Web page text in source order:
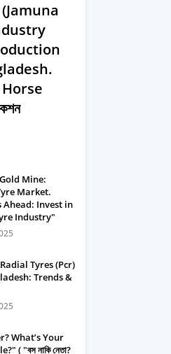
Horse
Mine:
Market.
Invest in
Industry"
Tyres (Pcr)
Trends &
What’s Your
( "বস নাকি নেতা?